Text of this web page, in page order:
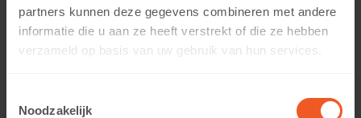
partners kunnen deze gegevens combineren met andere
informatie die u aan ze heeft verstrekt of die ze hebben
verzameld op basis van uw gebruik van hun services.
Noodzakelijk
12 CM DIKTE